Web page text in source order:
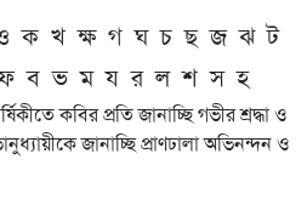
ক খ ক্ষ গ ঘ চ ছ জ ঝ ট
ব ভ ম য র ল শ স হ
কবির প্রতি জানাচ্ছি গভীর শ্রদ্ধা ও
জানাচ্ছি প্রাণঢালা অভিনন্দন ও